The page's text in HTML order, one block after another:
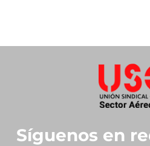
Síguenos en